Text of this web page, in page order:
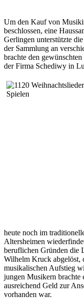
Um den Kauf von
beschlossen, eine
Gerlingen unterstützte
der Sammlung an
brachte den
der Firma Schediwy in
heute noch im
Altersheimen
beruflichen Gründen die
Wilhelm Kruck abgelöst,
musikalischen Aufstieg
jungen Musikern brachte
ausreichend Geld zur
vorhanden war.